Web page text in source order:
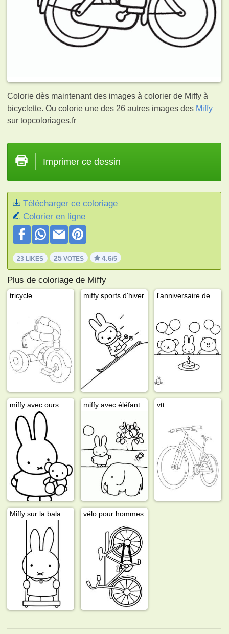
Colorie dès maintenant des images à colorier de Miffy à
bicyclette. Ou colorie une des 26 autres images des Miffy
sur topcoloriages.fr
Imprimer ce dessin
Télécharger ce coloriage
Colorier en ligne
23 LIKES 25 VOTES 4.6/5
Plus de coloriage de Miffy
tricycle miffy sports d'hiver
miffy avec ours miffy avec éléfant vtt
vélo pour hommes